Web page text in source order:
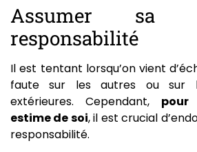
Assumer sa
responsabilité
Il est tentant lorsqu’on vient
faute sur les autres ou sur
extérieures. Cependant, pour
estime de soi, il est crucial
responsabilité.